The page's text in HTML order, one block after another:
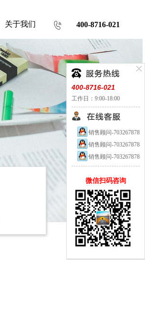
关于我们 400-8716-021
400-8716-021
工作日：9:00-18:00
销售顾问-703267878
销售顾问-703267878
销售顾问-703267878
微信扫码咨询